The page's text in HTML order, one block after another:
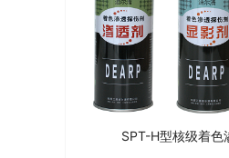
SPT-H型核级着色